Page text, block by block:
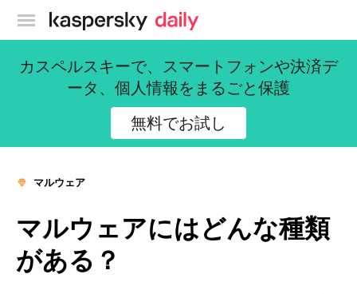
カスペルスキー公式ブログ
カスペルスキーで、スマートフォンや決済デ
ータ、個人情報をまるごと保護
無料でお試し
マルウェア
マルウェアにはどんな種類
がある？